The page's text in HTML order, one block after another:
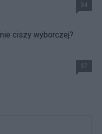
34
ciszy wyborczej?
37